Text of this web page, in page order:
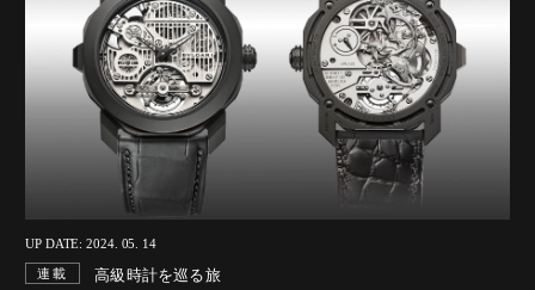
UP DATE: 2024. 05. 14
連載 高級時計を巡る旅